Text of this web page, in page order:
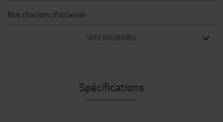
Nos chariots d'occasion
SPÉCIFICATIONS
Spécifications